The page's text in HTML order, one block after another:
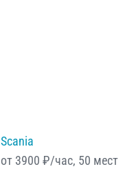
Scania
от 3900 ₽/час, 50 мест